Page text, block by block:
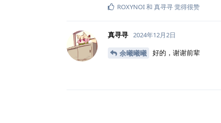
ROXYNOI和 真寻寻觉得很赞
真寻寻 2024年12月2日
余曦曦曦 好的，谢谢前辈